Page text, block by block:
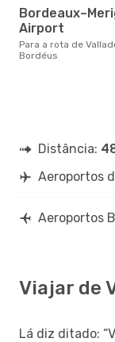
Bordeaux–Merignac
Airport
Para a rota de Valladolid a
Bordéus
Distância:
Aeroportos
Aeroportos
Viajar de
Lá diz ditado: